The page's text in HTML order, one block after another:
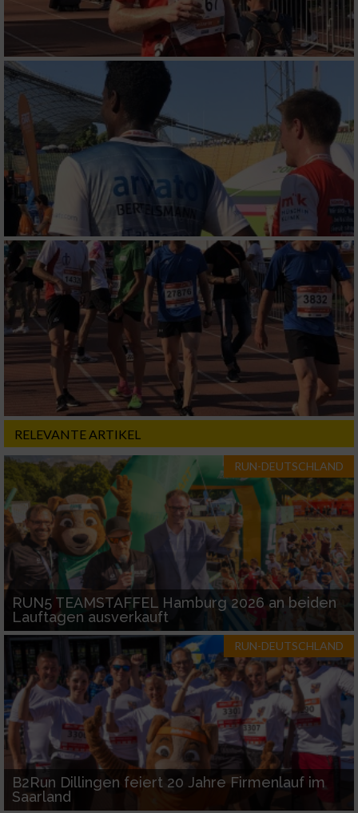
RELEVANTE ARTIKEL
RUN-DEUTSCHLAND
RUN5 TEAMSTAFFEL Hamburg 2026 an beiden
Lauftagen ausverkauft
RUN-DEUTSCHLAND
B2Run Dillingen feiert 20 Jahre Firmenlauf im
Saarland
Verwendung reduzierter Daten zur Auswahl
von Inhalten
IAB-Besonderheiten:
Verwendung genauer Standortdaten
Geräte anhand von aktiv angeforderten
Informationen identifizieren
Nicht-IAB-Verarbeitungszwecke:
Notwendig
Performance
Funktional
Werbung